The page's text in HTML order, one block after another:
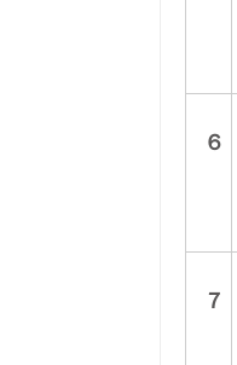
６
７